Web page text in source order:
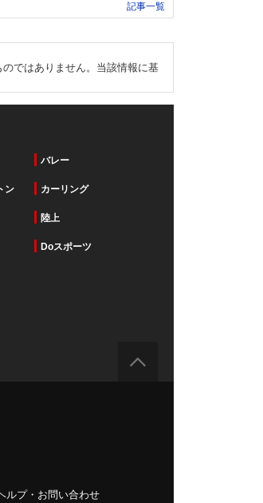
記事一覧
ではありません。当該情報に基
バレー
ン カーリング
陸上
Doスポーツ
ルプ・お問い合わせ